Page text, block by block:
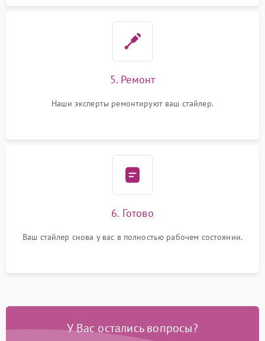
5. Ремонт
Наши эксперты ремонтируют ваш стайлер.
6. Готово
Ваш стайлер снова у вас в полностью рабочем состоянии.
У Вас остались вопросы?